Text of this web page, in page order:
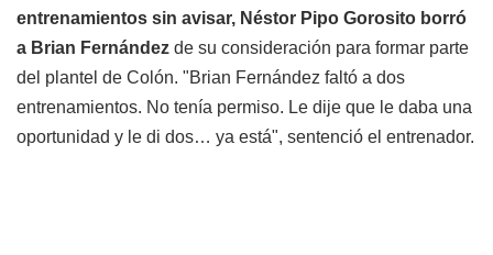
entrenamientos sin avisar, Néstor Pipo Gorosito borró
a Brian Fernández de su consideración para formar parte
del plantel de Colón. "Brian Fernández faltó a dos
entrenamientos. No tenía permiso. Le dije que le daba una
oportunidad y le di dos… ya está", sentenció el entrenador.